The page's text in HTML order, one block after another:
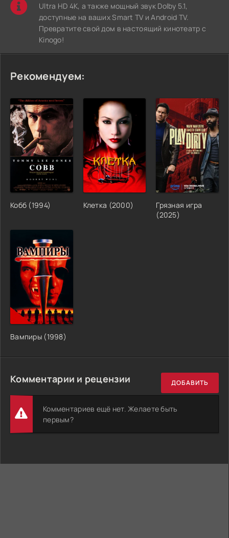
Ultra HD 4K, а также мощный звук Dolby 5.1,
доступные на ваших Smart TV и Android TV.
Превратите свой дом в настоящий кинотеатр с
Kinogo!
Рекомендуем:
Кобб (1994) Клетка (2000)
Грязная игра
(2025)
Вампиры (1998)
Комментарии и рецензии ДОБАВИТЬ
Комментариев ещё нет. Желаете быть
первым?